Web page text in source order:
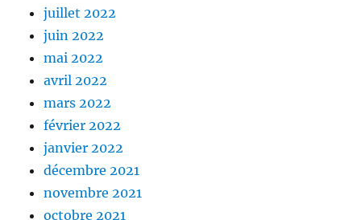
juillet 2022
juin 2022
mai 2022
avril 2022
mars 2022
février 2022
janvier 2022
décembre 2021
novembre 2021
octobre 2021